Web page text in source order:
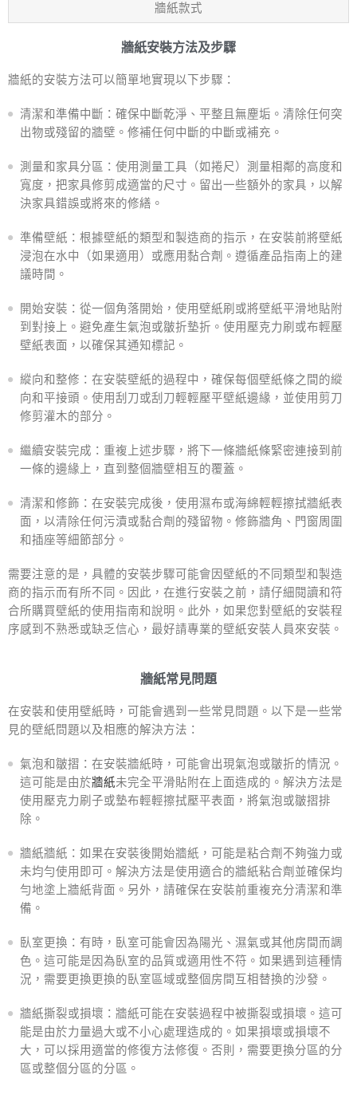
牆紙款式
牆紙安裝方法及步驟
牆紙的安裝方法可以簡單地實現以下步驟：
清潔和準備中斷：確保中斷乾淨、平整且無塵垢。清除任何突
出物或殘留的牆壁。修補任何中斷的中斷或補充。
測量和家具分區：使用測量工具（如捲尺）測量相鄰的高度和
寬度，把家具修剪成適當的尺寸。留出一些額外的家具，以解
決家具錯誤或將來的修繕。
準備壁紙：根據壁紙的類型和製造商的指示，在安裝前將壁紙
浸泡在水中（如果適用）或應用黏​​合劑。遵循產品指南上的建
議時間。
開始安裝：從一個角落開始，使用壁紙刷或將壁紙平滑地貼附
到對接上。避免產生氣泡或皺折墊折。使用壓克力刷或布輕壓
壁紙表面，以確保其通知標記。
縱向和整修：在安裝壁紙的過程中，確保每個壁紙條之間的縱
向和平接頭。使用刮刀或刮刀輕輕壓平壁紙邊緣，並使用剪刀
修剪灌木的部分。
繼續安裝完成：重複上述步驟，將下一條牆紙條緊密連接到前
一條的邊緣上，直到整個牆壁相互的覆蓋。
清潔和修飾：在安裝完成後，使用濕布或海綿輕輕擦拭牆紙表
面，以清除任何污漬或黏合劑的殘留物。修飾牆角、門窗周圍
和插座等細節部分。
需要注意的是，具體的安裝步驟可能會因壁紙的不同類型和製造
商的指示而有所不同。因此，在進行安裝之前，請仔細閱讀和符
合所購買壁紙的使用指南和說明。此外，如果您對壁紙的安裝程
序感到不熟悉或缺乏信心，最好請專業的壁紙安裝人員來安裝。
牆紙常見問題
在安裝和使用壁紙時，可能會遇到一些常見問題。以下是一些常
見的壁紙問題以及相應的解決方法：
氣泡和皺摺：在安裝牆紙時，可能會出現氣泡或皺折的情況。
這可能是由於牆紙未完全平滑貼附在上面造成的。解決方法是
使用壓克力刷子或墊布輕輕擦拭壓平表面，將氣泡或皺摺排
除。
牆紙牆紙：如果在安裝後開始牆紙，可能是粘合劑不夠強力或
未均勻使用即可。解決方法是使用適合的牆紙粘合劑並確保均
勻地塗上牆紙背面。另外，請確保在安裝前重複充分清潔和準
備。
臥室更換：有時，臥室可能會因為陽光、濕氣或其他房間而調
色。這可能是因為臥室的品質或適用性不符。如果遇到這種情
況，需要更換更換的臥室區域或整個房間互相替換的沙發。
牆紙撕裂或損壞：牆紙可能在安裝過程中被撕裂或損壞。這可
能是由於力量過大或不小心處理造成的。如果損壞或損壞不
大，可以採用適當的修復方法修復。否則，需要更換分區的分
區或整個分區的分區。